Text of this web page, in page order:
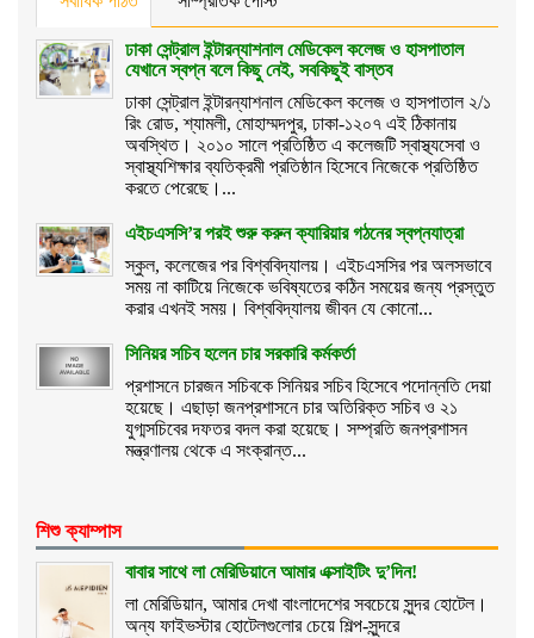
ঢাকা সেন্ট্রাল ইন্টারন্যাশনাল মেডিকেল কলেজ ও হাসপাতাল
যেখানে স্বপ্ন বলে কিছু নেই, সবকিছুই বাস্তব
ঢাকা সেন্ট্রাল ইন্টারন্যাশনাল মেডিকেল কলেজ ও হাসপাতাল ২/১
রিং রোড, শ্যামলী, মোহাম্মদপুর, ঢাকা-১২০৭ এই ঠিকানায়
অবস্থিত। ২০১০ সালে প্রতিষ্ঠিত এ কলেজটি স্বাস্থ্যসেবা ও
স্বাস্থ্যশিক্ষার ব্যতিক্রমী প্রতিষ্ঠান হিসেবে নিজেকে প্রতিষ্ঠিত
করতে পেরেছে।...
এইচএসসি’র পরই শুরু করুন ক্যারিয়ার গঠনের স্বপ্নযাত্রা
স্কুল, কলেজের পর বিশ্ববিদ্যালয়। এইচএসসির পর অলসভাবে
সময় না কাটিয়ে নিজেকে ভবিষ্যতের কঠিন সময়ের জন্য প্রস্তুত
করার এখনই সময়। বিশ্ববিদ্যালয় জীবন যে কোনো...
সিনিয়র সচিব হলেন চার সরকারি কর্মকর্তা
প্রশাসনে চারজন সচিবকে সিনিয়র সচিব হিসেবে পদোন্নতি দেয়া
হয়েছে। এছাড়া জনপ্রশাসনে চার অতিরিক্ত সচিব ও ২১
যুগ্মসচিবের দফতর বদল করা হয়েছে। সম্প্রতি জনপ্রশাসন
মন্ত্রণালয় থেকে এ সংক্রান্ত...
শিশু ক্যাম্পাস
বাবার সাথে লা মেরিডিয়ানে আমার এক্সাইটিং দু’দিন!
লা মেরিডিয়ান, আমার দেখা বাংলাদেশের সবচেয়ে সুন্দর হোটেল।
অন্য ফাইভস্টার হোটেলগুলোর চেয়ে শিল্প-সুন্দরে